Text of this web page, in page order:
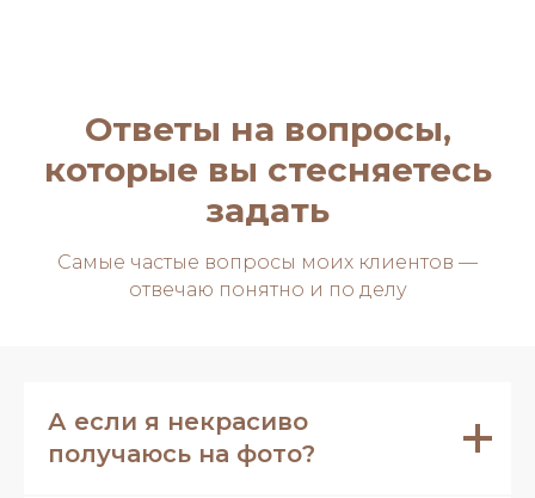
Ответы на вопросы,
которые вы стесняетесь
задать
Самые частые вопросы моих клиентов —
отвечаю понятно и по делу
А если я некрасиво
получаюсь на фото?